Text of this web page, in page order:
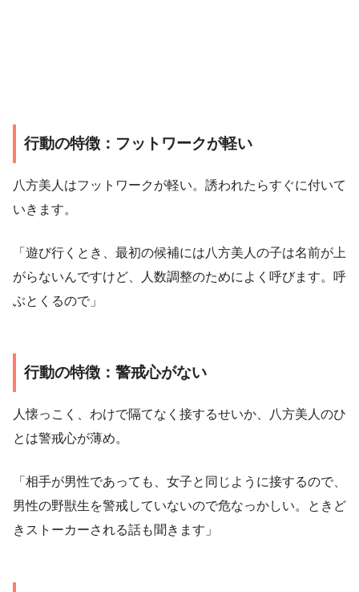
行動の特徴：フットワークが軽い
八方美人はフットワークが軽い。誘われたらすぐに付いて
いきます。
「遊び行くとき、最初の候補には八方美人の子は名前が上
がらないんですけど、人数調整のためによく呼びます。呼
ぶとくるので」
行動の特徴：警戒心がない
人懐っこく、わけで隔てなく接するせいか、八方美人のひ
とは警戒心が薄め。
「相手が男性であっても、女子と同じように接するので、
男性の野獣生を警戒していないので危なっかしい。ときど
きストーカーされる話も聞きます」